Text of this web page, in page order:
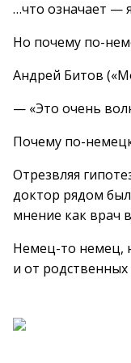
…что означает —
Но почему по-
Андрей Битов
— «Это очень
Почему по-
Отрезвляя
доктор рядом
мнение как врач
Немец-то немец,
и от